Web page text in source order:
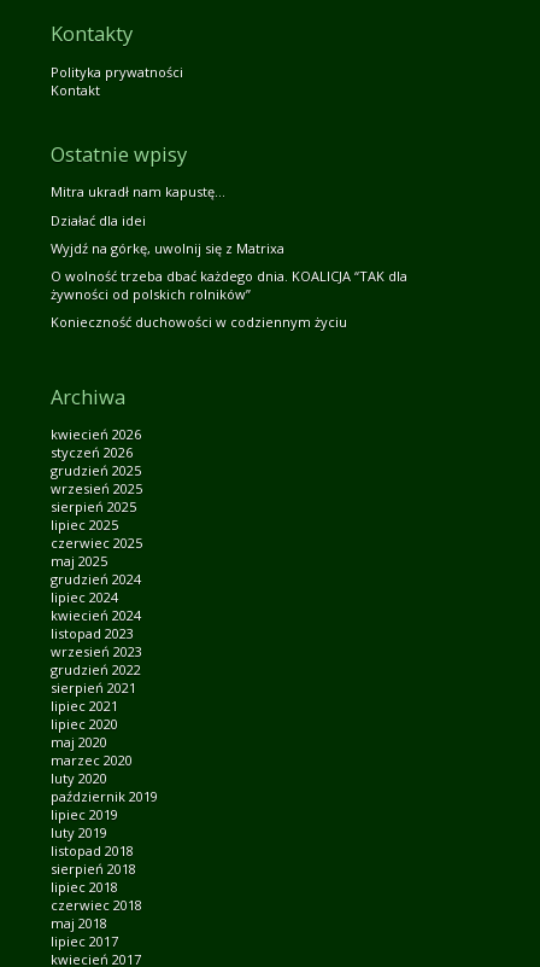
Kontakty
Polityka prywatności
Kontakt
Ostatnie wpisy
Mitra ukradł nam kapustę…
Działać dla idei
Wyjdź na górkę, uwolnij się z Matrixa
O wolność trzeba dbać każdego dnia. KOALICJA “TAK dla
żywności od polskich rolników”
Konieczność duchowości w codziennym życiu
Archiwa
kwiecień 2026
styczeń 2026
grudzień 2025
wrzesień 2025
sierpień 2025
lipiec 2025
czerwiec 2025
maj 2025
grudzień 2024
lipiec 2024
kwiecień 2024
listopad 2023
wrzesień 2023
grudzień 2022
sierpień 2021
lipiec 2021
lipiec 2020
maj 2020
marzec 2020
luty 2020
październik 2019
lipiec 2019
luty 2019
listopad 2018
sierpień 2018
lipiec 2018
czerwiec 2018
maj 2018
lipiec 2017
kwiecień 2017